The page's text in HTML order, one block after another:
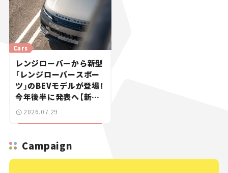
Cars
レンジローバーから新型
「レンジローバースポー
ツ」のBEVモデルが登場！
今年後半に発表へ【新車
ニュース】
2026.07.29
Campaign